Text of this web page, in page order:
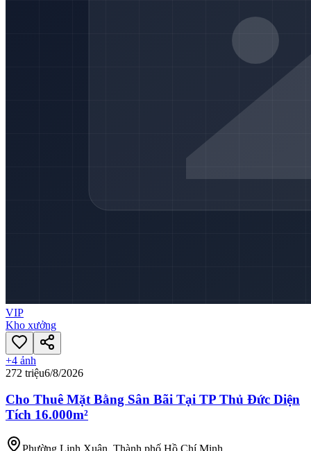
VIP
Kho xưởng
+4 ảnh
272 triệu6/8/2026
Cho Thuê Mặt Bằng Sân Bãi Tại TP Thủ Đức Diện
Tích 16.000m²
Phường Linh Xuân, Thành phố Hồ Chí Minh